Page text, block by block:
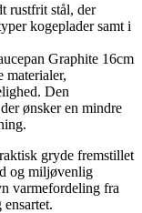
rustfrit stål, der
kogeplader samt i
Graphite 16cm
Den
ønsker en mindre
gryde fremstillet
og miljøvenlig
varmefordeling fra